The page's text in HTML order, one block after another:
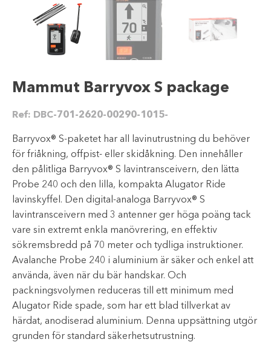
Mammut Barryvox S package
Ref: DBC-701-2620-00290-1015-
Barryvox® S-paketet har all lavinutrustning du behöver
för friåkning, offpist- eller skidåkning. Den innehåller
den pålitliga Barryvox® S lavintransceivern, den lätta
Probe 240 och den lilla, kompakta Alugator Ride
lavinskyffel. Den digital-analoga Barryvox® S
lavintransceivern med 3 antenner ger höga poäng tack
vare sin extremt enkla manövrering, en effektiv
sökremsbredd på 70 meter och tydliga instruktioner.
Avalanche Probe 240 i aluminium är säker och enkel att
använda, även när du bär handskar. Och
packningsvolymen reduceras till ett minimum med
Alugator Ride spade, som har ett blad tillverkat av
härdat, anodiserad aluminium. Denna uppsättning utgör
grunden för standard säkerhetsutrustning.